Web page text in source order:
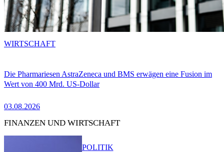
Die Pharmariesen AstraZeneca und BMS erwägen eine Fusion im
Wert von 400 Mrd. US-Dollar
03.08.2026
WIRTSCHAFT
FINANZEN UND WIRTSCHAFT
POLITIK